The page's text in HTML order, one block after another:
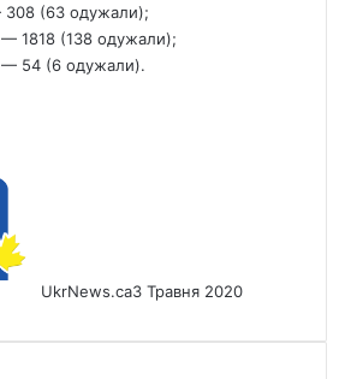
308 (63 одужали);
— 1818 (138 одужали);
— 54 (6 одужали).
UkrNews.ca3 Травня 2020